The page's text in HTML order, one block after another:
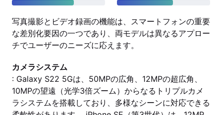
写真撮影とビデオ録画の機能は、スマートフォンの重要
な差別化要因の一つであり、両モデルは異なるアプロー
チでユーザーのニーズに応えます。
カメラシステム
: Galaxy S22 5Gは、50MPの広角、12MPの超広角、
10MPの望遠（光学3倍ズーム）からなるトリプルカメ
ラシステムを搭載しており、多様なシーンに対応できる